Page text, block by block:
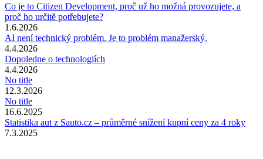
Co je to Citizen Development, proč už ho možná provozujete, a
proč ho určitě potřebujete?
1.6.2026
AI není technický problém. Je to problém manažerský.
4.4.2026
Dopoledne o technologiích
4.4.2026
No title
12.3.2026
No title
16.6.2025
Statistika aut z Sauto.cz – průměrné snížení kupní ceny za 4 roky
7.3.2025